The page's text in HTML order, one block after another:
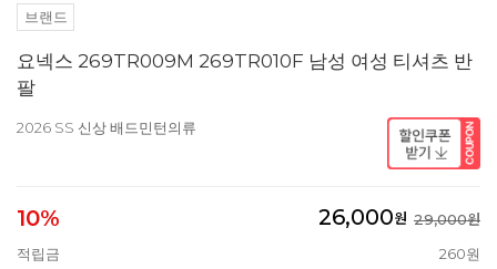
브랜드
요넥스 269TR009M 269TR010F 남성 여성 티셔츠 반
팔
2026 SS 신상 배드민턴의류
10% 26,000원 29,000원
적립금
260원